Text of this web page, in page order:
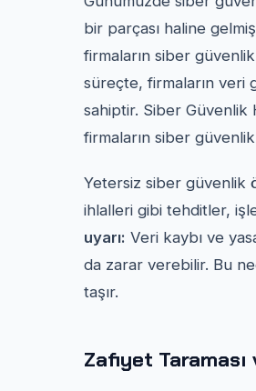
bir parçası haline
firmaların siber
süreçte, firmaların veri
sahiptir. Siber Güvenlik
firmaların siber
Yetersiz siber güvenlik
ihlalleri gibi tehditler,
uyarı: Veri kaybı ve
da zarar verebilir. Bu
taşır.
Zafiyet